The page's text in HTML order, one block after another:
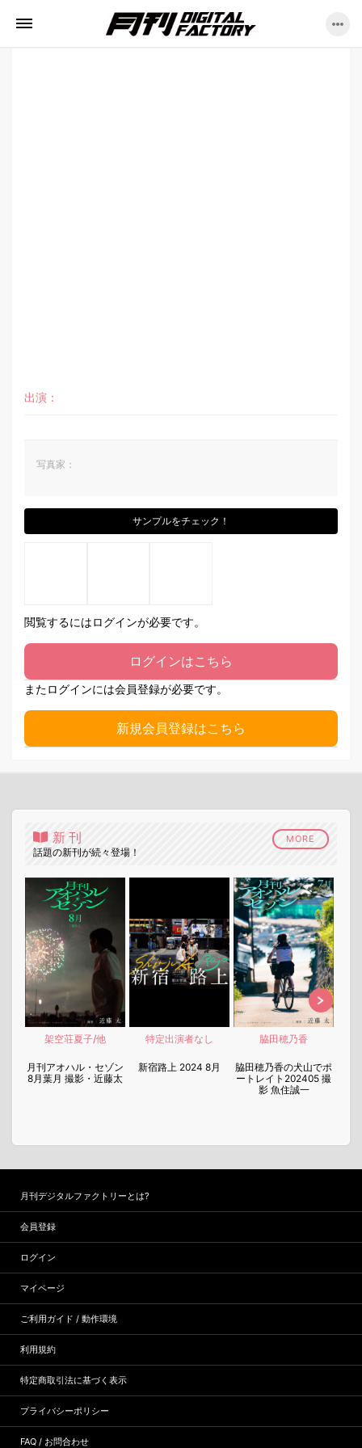
出演：
写真家：
サンプルをチェック！
閲覧するにはログインが必要です。
ログインはこちら
またログインには会員登録が必要です。
新規会員登録はこちら
新刊
話題の新刊が続々登場！
MORE
架空荘夏子/他
月刊アオハル・セゾン
8月葉月 撮影・近藤太
特定出演者なし
新宿路上 2024 8月
脇田穂乃香
脇田穂乃香の犬山でポ
ートレイト202405 撮
影 魚住誠一
月刊デジタルファクトリーとは?
会員登録
ログイン
マイページ
ご利用ガイド / 動作環境
利用規約
特定商取引法に基づく表示
プライバシーポリシー
FAQ / お問合わせ